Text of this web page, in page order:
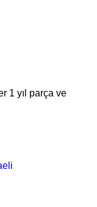
1 yıl parça ve